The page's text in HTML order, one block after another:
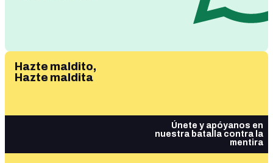
Hazte maldito,
Hazte maldita
Únete y apóyanos en
nuestra batalla contra la
mentira